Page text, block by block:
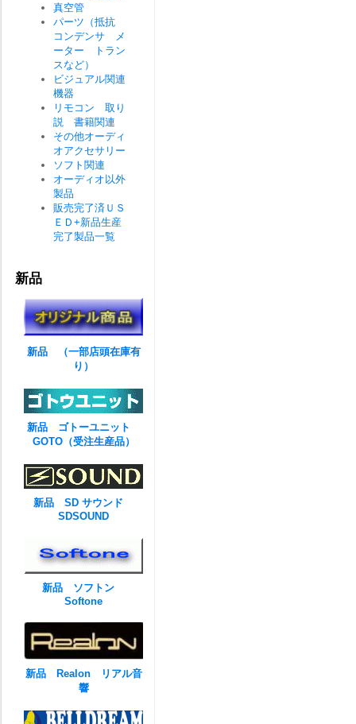
真空管
パーツ（抵抗
コンデンサ メ
ーター トラン
スなど）
ビジュアル関連
機器
リモコン 取り
説 書籍関連
その他オーディ
オアクセサリー
ソフト関連
オーディオ以外
製品
販売完了済ＵＳ
ＥＤ+新品生産
完了製品一覧
新品
新品 （一部店頭在庫有
り）
新品 ゴトーユニット
GOTO（受注生産品）
新品 SD サウンド
SDSOUND
新品 ソフトン
Softone
新品 Realon リアル音
響